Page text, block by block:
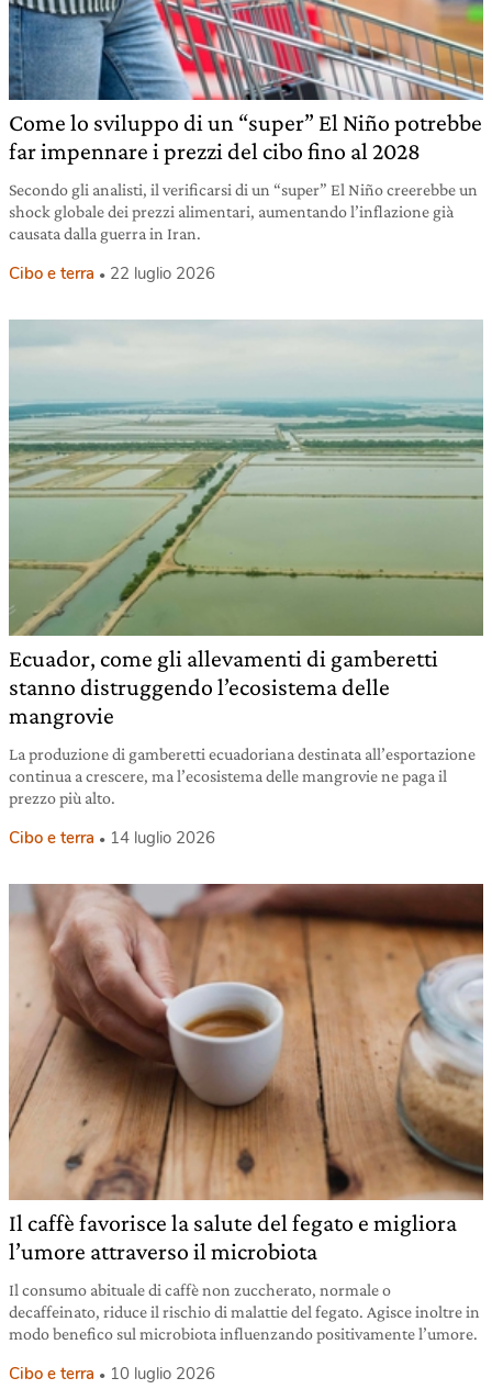
Come lo sviluppo di un “super” El Niño potrebbe
far impennare i prezzi del cibo fino al 2028
Secondo gli analisti, il verificarsi di un “super” El Niño creerebbe un
shock globale dei prezzi alimentari, aumentando l’inflazione già
causata dalla guerra in Iran.
Cibo e terra 22 luglio 2026
Ecuador, come gli allevamenti di gamberetti
stanno distruggendo l’ecosistema delle
mangrovie
La produzione di gamberetti ecuadoriana destinata all’esportazione
continua a crescere, ma l’ecosistema delle mangrovie ne paga il
prezzo più alto.
Cibo e terra 14 luglio 2026
Il caffè favorisce la salute del fegato e migliora
l’umore attraverso il microbiota
Il consumo abituale di caffè non zuccherato, normale o
decaffeinato, riduce il rischio di malattie del fegato. Agisce inoltre in
modo benefico sul microbiota influenzando positivamente l’umore.
Cibo e terra 10 luglio 2026